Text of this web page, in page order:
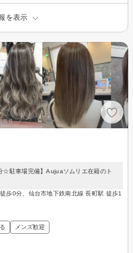
を表示
駐車場完備】Aujuaソムリエ在籍のト
歩0分、仙台市地下鉄南北線 長町駅 徒歩1
メンズ歓迎